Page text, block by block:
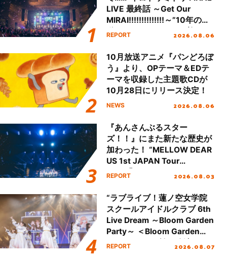
LIVE 最終話 ～Get Our
MIRAI!!!!!!!!!!!!!!～”10年の活
動を経てファイナルを迎える
REPORT 2026.08.06
10月放送アニメ『パンどろぼ
う』より、OPテーマ＆EDテ
ーマを収録した主題歌CDが
10月28日にリリース決定！
NEWS 2026.08.06
『あんさんぶるスター
ズ！！』にまた新たな歴史が
加わった！ “MELLOW DEAR
US 1st JAPAN Tour
Final「NICE to meet YOU
ート!!
REPORT 2026.08.03
“ラブライブ！蓮ノ空女学院
スクールアイドルクラブ 6th
Live Dream ～Bloom Garden
Party～ ＜Bloom Garden
Party Stage／埼玉公演＞”
REPORT 2026.08.07